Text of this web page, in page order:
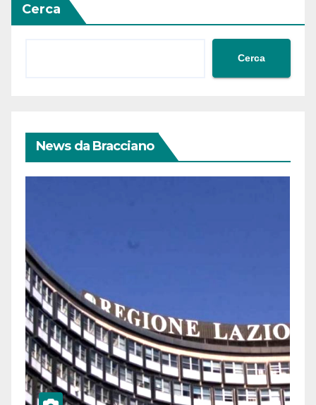
Cerca
Cerca
News da Bracciano